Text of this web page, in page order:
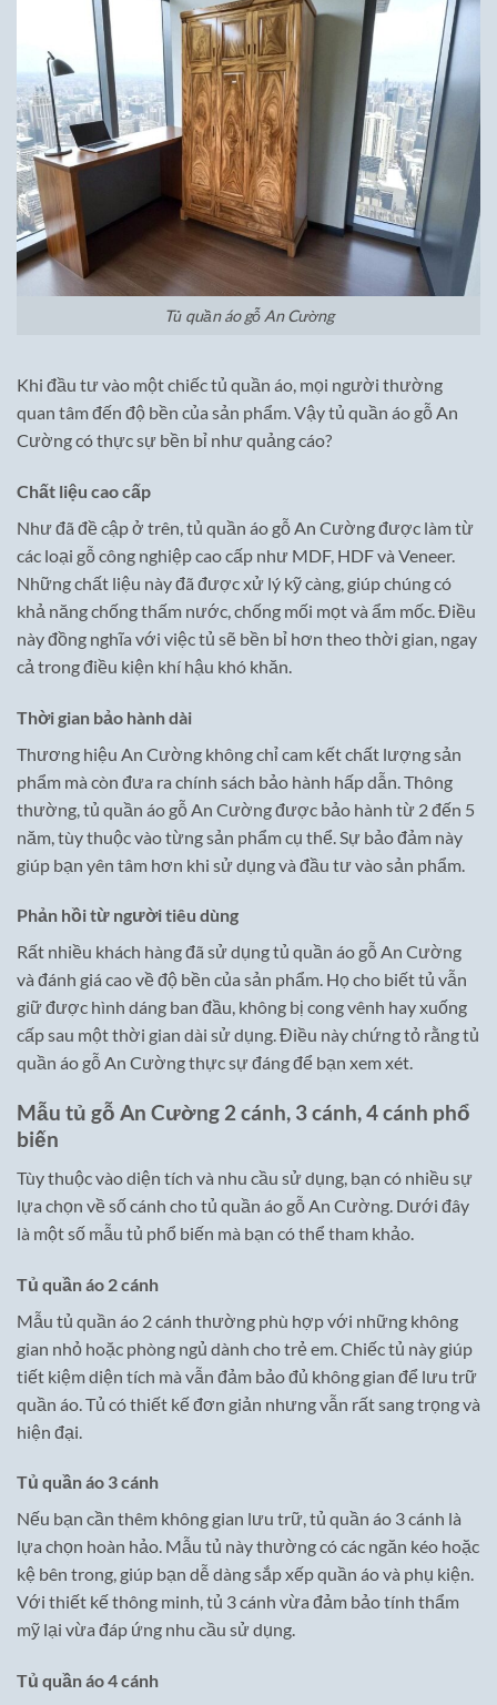
Tủ quần áo gỗ An Cường
Khi đầu tư vào một chiếc tủ quần áo, mọi người thường
quan tâm đến độ bền của sản phẩm. Vậy tủ quần áo gỗ An
Cường có thực sự bền bỉ như quảng cáo?
Chất liệu cao cấp
Như đã đề cập ở trên, tủ quần áo gỗ An Cường được làm từ
các loại gỗ công nghiệp cao cấp như MDF, HDF và Veneer.
Những chất liệu này đã được xử lý kỹ càng, giúp chúng có
khả năng chống thấm nước, chống mối mọt và ẩm mốc. Điều
này đồng nghĩa với việc tủ sẽ bền bỉ hơn theo thời gian, ngay
cả trong điều kiện khí hậu khó khăn.
Thời gian bảo hành dài
Thương hiệu An Cường không chỉ cam kết chất lượng sản
phẩm mà còn đưa ra chính sách bảo hành hấp dẫn. Thông
thường, tủ quần áo gỗ An Cường được bảo hành từ 2 đến 5
năm, tùy thuộc vào từng sản phẩm cụ thể. Sự bảo đảm này
giúp bạn yên tâm hơn khi sử dụng và đầu tư vào sản phẩm.
Phản hồi từ người tiêu dùng
Rất nhiều khách hàng đã sử dụng tủ quần áo gỗ An Cường
và đánh giá cao về độ bền của sản phẩm. Họ cho biết tủ vẫn
giữ được hình dáng ban đầu, không bị cong vênh hay xuống
cấp sau một thời gian dài sử dụng. Điều này chứng tỏ rằng tủ
quần áo gỗ An Cường thực sự đáng để bạn xem xét.
Mẫu tủ gỗ An Cường 2 cánh, 3 cánh, 4 cánh phổ
biến
Tùy thuộc vào diện tích và nhu cầu sử dụng, bạn có nhiều sự
lựa chọn về số cánh cho tủ quần áo gỗ An Cường. Dưới đây
là một số mẫu tủ phổ biến mà bạn có thể tham khảo.
Tủ quần áo 2 cánh
Mẫu tủ quần áo 2 cánh thường phù hợp với những không
gian nhỏ hoặc phòng ngủ dành cho trẻ em. Chiếc tủ này giúp
tiết kiệm diện tích mà vẫn đảm bảo đủ không gian để lưu trữ
quần áo. Tủ có thiết kế đơn giản nhưng vẫn rất sang trọng và
hiện đại.
Tủ quần áo 3 cánh
Nếu bạn cần thêm không gian lưu trữ, tủ quần áo 3 cánh là
lựa chọn hoàn hảo. Mẫu tủ này thường có các ngăn kéo hoặc
kệ bên trong, giúp bạn dễ dàng sắp xếp quần áo và phụ kiện.
Với thiết kế thông minh, tủ 3 cánh vừa đảm bảo tính thẩm
mỹ lại vừa đáp ứng nhu cầu sử dụng.
Tủ quần áo 4 cánh